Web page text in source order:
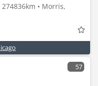
• Morris,
57